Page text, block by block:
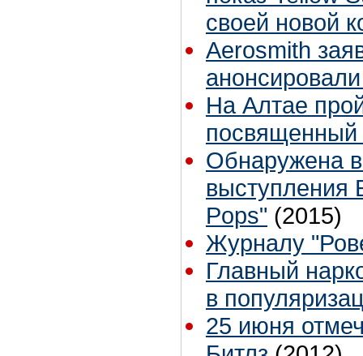
своей новой
Aerosmith
На Алтае
посвященный
Обнаружена
выступления
Pops" (2015)
Журналу
Главный
в
25 июня